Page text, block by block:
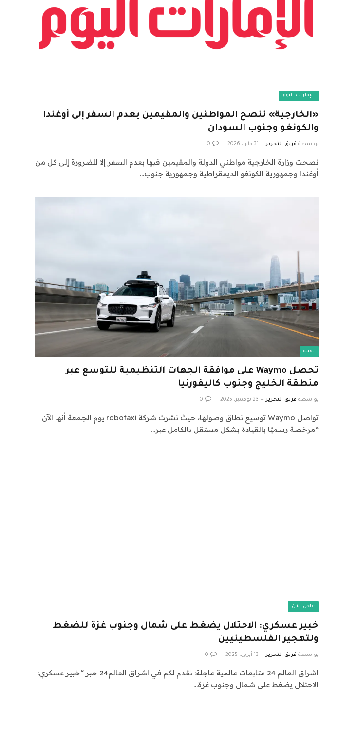
الإمارات اليوم
«الخارجية» تنصح المواطنين والمقيمين بعدم السفر إلى أوغندا
والكونغو وجنوب السودان
بواسطة فريق التحرير 31 مايو، 2026 0
نصحت وزارة الخارجية مواطني الدولة والمقيمين فيها بعدم السفر إلا للضرورة إلى كل من
أوغندا وجمهورية الكونغو الديمقراطية وجمهورية جنوب…
تقنية
تحصل Waymo على موافقة الجهات التنظيمية للتوسع عبر
منطقة الخليج وجنوب كاليفورنيا
بواسطة فريق التحرير 23 نوفمبر، 2025 0
تواصل Waymo توسيع نطاق وصولها، حيث نشرت شركة robotaxi يوم الجمعة أنها الآن
“مرخصة رسميًا بالقيادة بشكل مستقل بالكامل عبر…
عاجل الآن
خبير عسكري: الاحتلال يضغط على شمال وجنوب غزة للضغط
ولتهجير الفلسطينيين
بواسطة فريق التحرير 13 أبريل، 2025 0
اشراق العالم 24 متابعات عالمية عاجلة: نقدم لكم في اشراق العالم24 خبر “خبير عسكري:
الاحتلال يضغط على شمال وجنوب غزة…